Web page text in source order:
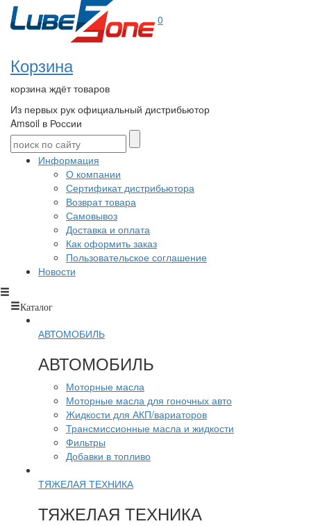
0
Корзина
корзина ждёт товаров
Из первых рук официальный дистрибьютор
Amsoil в России
Информация
О компании
Сертификат дистрибьютора
Возврат товара
Самовывоз
Доставка и оплата
Как оформить заказ
Пользовательское соглашение
Новости
Каталог
АВТОМОБИЛЬ
АВТОМОБИЛЬ
Моторные масла
Моторные масла для гоночных авто
Жидкости для АКП/вариаторов
Трансмиссионные масла и жидкости
Фильтры
Добавки в топливо
ТЯЖЕЛАЯ ТЕХНИКА
ТЯЖЕЛАЯ ТЕХНИКА